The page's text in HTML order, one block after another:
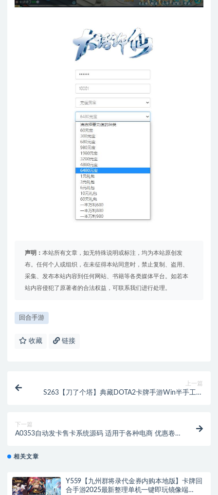
声明： 本站所有文章，如无特殊说明或标注，均为本站原创发
布。任何个人或组织，在未征得本站同意时，禁止复制、盗用、
采集、发布本站内容到任何网站、书籍等各类媒体平台。如若本
站内容侵犯了原著者的合法权益，可联系我们进行处理。
回合手游
收藏 链接
上一篇
S263【刀了个塔】典藏DOTA2卡牌手游Win半手工服
下一篇
A0353自动发卡售卡系统源码 适用于各种电商 优惠卷
相关文章
Y559【九州群将录代金券内购本地版】卡牌回
合手游2025最新整理单机一键即玩镜像端